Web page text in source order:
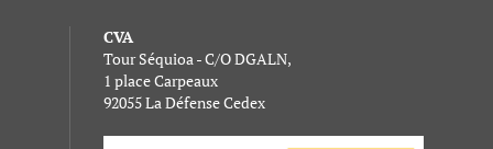
CVA
Tour Séquioa - C/O DGALN,
1 place Carpeaux
92055 La Défense Cedex